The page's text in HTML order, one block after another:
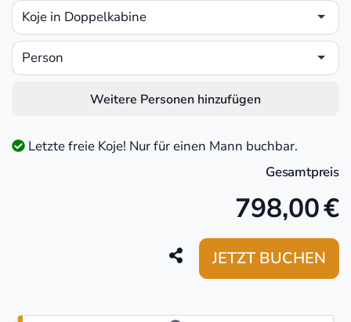
Koje in Doppelkabine
Person
Weitere Personen hinzufügen
Letzte freie Koje! Nur für einen Mann buchbar.
Gesamtpreis
€
798,00
JETZT BUCHEN